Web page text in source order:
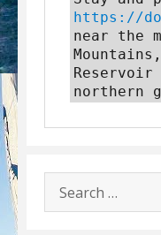
https://
near the
northern
Search
for: